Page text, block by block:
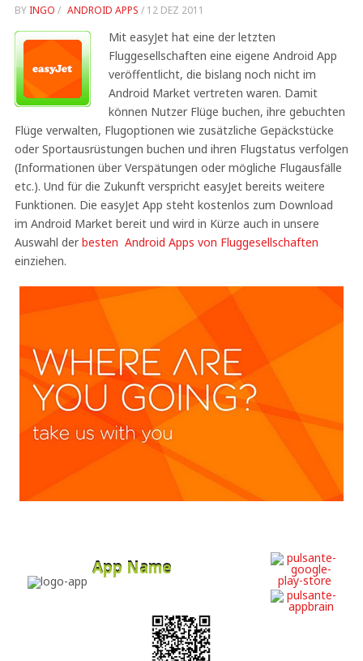
BY INGO / ANDROID APPS / 12 DEZ 2011
Mit easyJet hat eine der letzten
Fluggesellschaften eine eigene Android App
veröffentlicht, die bislang noch nicht im
Android Market vertreten waren. Damit
können Nutzer Flüge buchen, ihre gebuchten
Flüge verwalten, Flugoptionen wie zusätzliche Gepäckstücke
oder Sportausrüstungen buchen und ihren Flugstatus verfolgen
(Informationen über Verspätungen oder mögliche Flugausfälle
etc.). Und für die Zukunft verspricht easyJet bereits weitere
Funktionen. Die easyJet App steht kostenlos zum Download
im Android Market bereit und wird in Kürze auch in unsere
Auswahl der besten Android Apps von Fluggesellschaften
einziehen.
App Name